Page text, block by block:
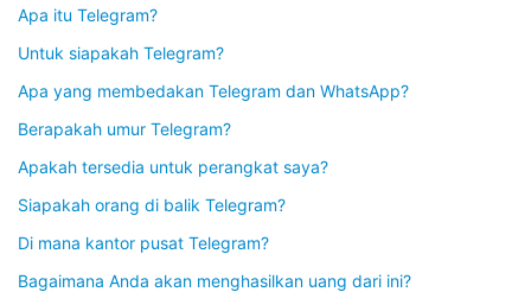
Apa itu Telegram?
Untuk siapakah Telegram?
Apa yang membedakan Telegram dan WhatsApp?
Berapakah umur Telegram?
Apakah tersedia untuk perangkat saya?
Siapakah orang di balik Telegram?
Di mana kantor pusat Telegram?
Bagaimana Anda akan menghasilkan uang dari ini?